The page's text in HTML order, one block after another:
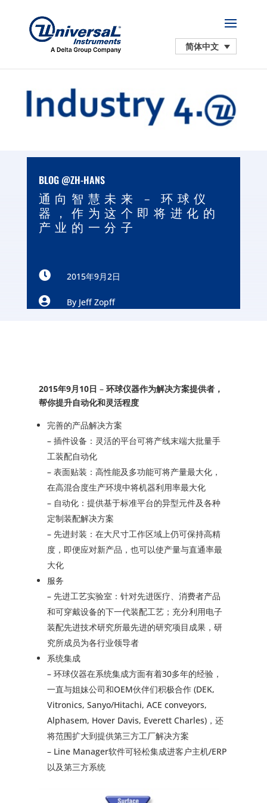
简体中文
BLOG @ZH-HANS
通向智慧未来 – 环球仪
器，作为这个即将进化的
产业的一分子
 2015年9月2日
 By Jeff Zopff
2015年9月10日 – 环球仪器作为解决方案提供者，
帮你提升自动化和灵活程度
完善的产品解决方案
– 插件设备：灵活的平台可将产线末端大批量手
工装配自动化
– 表面贴装：高性能及多功能可将产量最大化，
在高混合度生产环境中将机器利用率最大化
– 自动化：提供基于标准平台的异型元件及各种
定制装配解决方案
– 先进封装：在大尺寸工作区域上仍可保持高精
度，即便应对新产品，也可以使产量与直通率最
大化
服务
– 先进工艺实验室：针对先进医疗、消费者产品
和可穿戴设备的下一代装配工艺；充分利用电子
装配先进技术研究所最先进的研究项目成果，研
究所成员为各行业领导者
系统集成
– 环球仪器在系统集成方面有着30多年的经验，
一直与姐妹公司和OEM伙伴们积极合作 (DEK,
Vitronics, Sanyo/Hitachi, ACE conveyors,
Alphasem, Hover Davis, Everett Charles)，还
将范围扩大到提供第三方工厂解决方案
– Line Manager软件可轻松集成进客户主机/ERP
以及第三方系统